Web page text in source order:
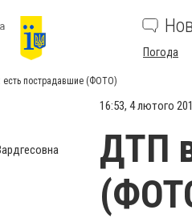
Погода
пострадавшие (ФОТО)
16:53, 4 лютого
ДТП